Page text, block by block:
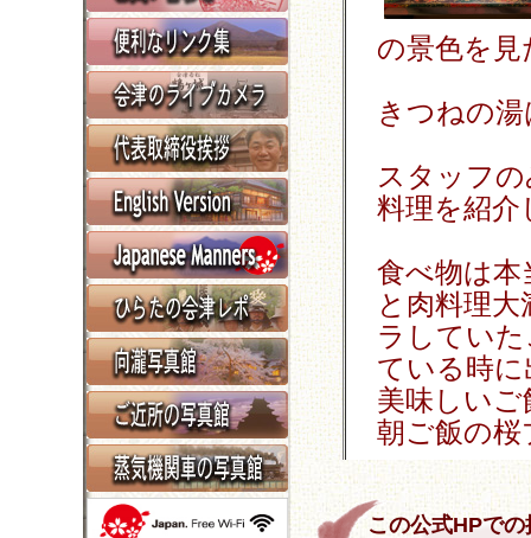
この公式HPで